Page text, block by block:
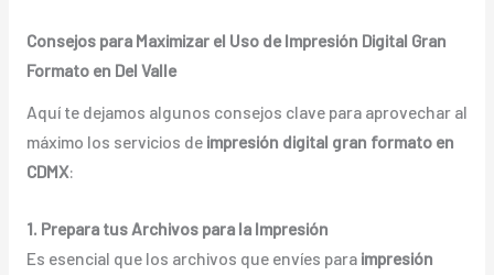
Consejos para Maximizar el Uso de Impresión Digital Gran
Formato en Del Valle
Aquí te dejamos algunos consejos clave para aprovechar al
máximo los servicios de impresión digital gran formato en
CDMX:
1. Prepara tus Archivos para la Impresión
Es esencial que los archivos que envíes para impresión